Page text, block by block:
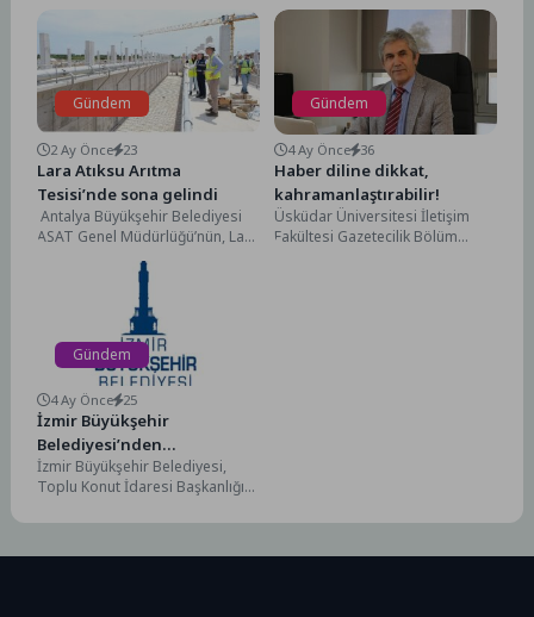
Gündem
2 Ay Önce 23
Lara Atıksu Arıtma
Tesisi’nde sona gelindi
Antalya Büyükşehir Belediyesi
ASAT Genel Müdürlüğü’nün, Lara
Atıksu Arıtma Tesisi’nin
kapasitesini iki katına çıkaracak
Gündem
4 Ay Önce 36
Haber diline dikkat,
kahramanlaştırabilir!
Üsküdar Üniversitesi İletişim
Fakültesi Gazetecilik Bölüm
Gündem
4 Ay Önce 25
İzmir Büyükşehir
Belediyesi’nden
Mavişehir’deki satışa itiraz:
“İptal edilmeli”
İzmir Büyükşehir Belediyesi,
Toplu Konut İdaresi Başkanlığı
Mavişehir’deki taşınmaz için